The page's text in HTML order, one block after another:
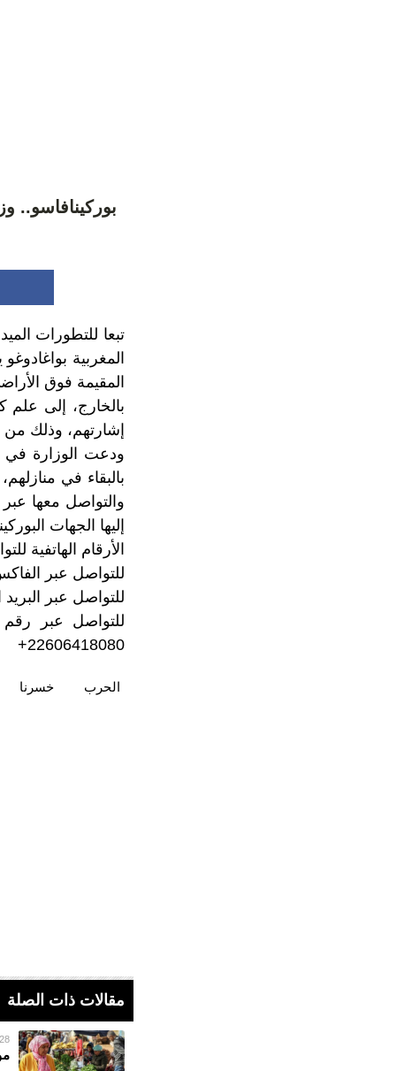
بوركينافاسو..
تبعا للتطورات
المقيمة فوق
بالخارج، إلى علم
إشارتهم، وذلك
ودعت الوزارة في
بالبقاء في
والتواصل معها
إليها الجهات
الأرقام الهاتفية للتواصل مع خلية
للتواصل عبر
للتواصل عبر البريد
22606418080+
الحرب خسرنا
مقالات ذات الصلة
28 فبراير 2023